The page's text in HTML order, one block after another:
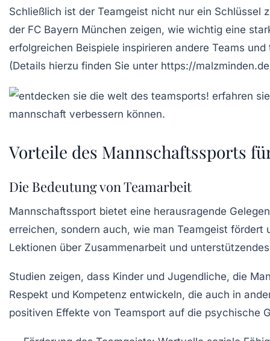
Schließlich ist der Teamgeist nicht nur ein Schlüssel
der FC Bayern München zeigen, wie wichtig eine
erfolgreichen Beispiele inspirieren andere Teams
(Details hierzu finden Sie unter https://
Vorteile des Mannschaftssports
Die Bedeutung von Teamarbeit
Mannschaftssport bietet eine herausragende
erreichen, sondern auch, wie man Teamgeist fördert
Lektionen über Zusammenarbeit und
Studien zeigen, dass Kinder und Jugendliche, die
Respekt und Kompetenz entwickeln, die auch in
positiven Effekte von Teamsport auf die psychische